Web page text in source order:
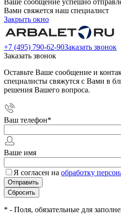
Ваше сообщение успешно
Вами свяжется наш специалист
Закрыть окно
+7 (495) 790-62-90Заказать звонок
Заказать звонок
Оставьте Ваше сообщение и
специалисты свяжутся с Вами в
решения Вашего вопроса.
Ваш телефон*
Ваше имя
Я согласен на обработку
* - Поля, обязательные для